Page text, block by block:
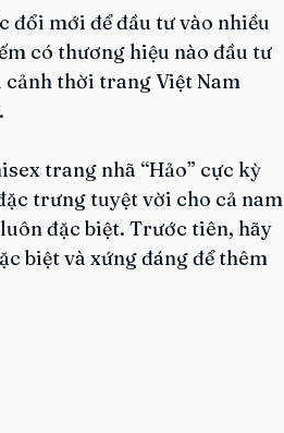
đổi mới để đầu tư vào nhiều
có thương hiệu nào đầu tư
thời trang Việt Nam
trang nhã “Hảo” cực kỳ
trưng tuyệt vời cho cả nam
đặc biệt. Trước tiên, hãy
biệt và xứng đáng để thêm